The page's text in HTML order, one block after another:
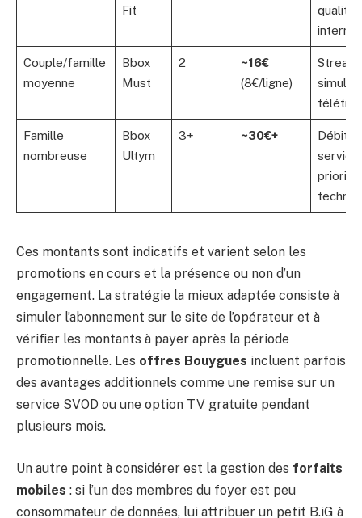
Fit
qualité/
Couple/famille
moyenne
Bbox
Must
2
~16€
(8€/ligne)
Famille
nombreuse
Bbox
Ultym
3+ ~30€+
Débit
Ces montants sont indicatifs et varient selon les
promotions en cours et la présence ou non d’un
engagement. La stratégie la mieux adaptée consiste à
simuler l’abonnement sur le site de l’opérateur et à
vérifier les montants à payer après la période
promotionnelle. Les offres Bouygues incluent parfois
des avantages additionnels comme une remise sur un
service SVOD ou une option TV gratuite pendant
plusieurs mois.
Un autre point à considérer est la gestion des forfaits
mobiles : si l’un des membres du foyer est peu
consommateur de données, lui attribuer un petit B.iG à